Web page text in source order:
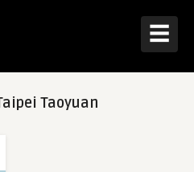
☰
Taoyuan